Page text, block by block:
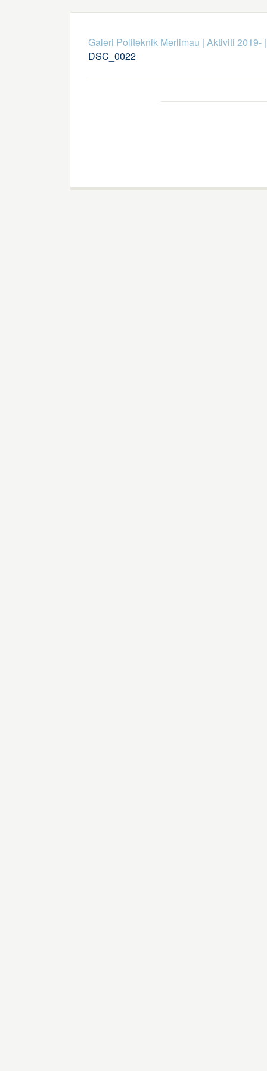
Galeri Politeknik Merlimau | Aktiviti 2019-
DSC_0022